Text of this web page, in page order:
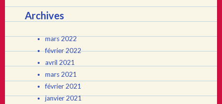
Archives
mars 2022
février 2022
avril 2021
mars 2021
février 2021
janvier 2021